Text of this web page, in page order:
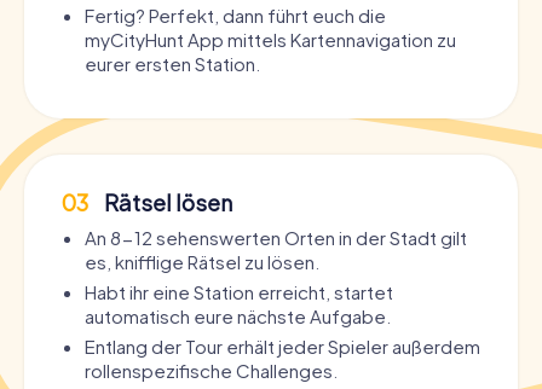
Fertig? Perfekt, dann führt euch die
myCityHunt App mittels Kartennavigation zu
eurer ersten Station.
03 Rätsel lösen
An 8-12 sehenswerten Orten in der Stadt gilt
es, knifflige Rätsel zu lösen.
Habt ihr eine Station erreicht, startet
automatisch eure nächste Aufgabe.
Entlang der Tour erhält jeder Spieler außerdem
rollenspezifische Challenges.